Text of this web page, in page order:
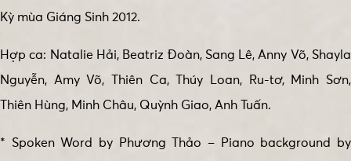
Kỳ mùa Giáng Sinh 2012.
Hợp ca: Natalie Hải, Beatriz Đoàn, Sang Lê, Anny Võ, Shayla
Nguyễn, Amy Võ, Thiên Ca, Thúy Loan, Ru-tơ, Minh Sơn,
Thiên Hùng, Minh Châu, Quỳnh Giao, Anh Tuấn.
* Spoken Word by Phương Thảo – Piano background by